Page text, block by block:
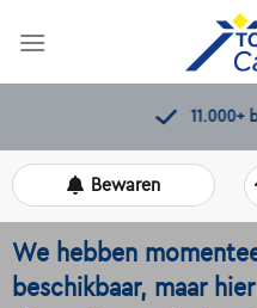
11.000+
Bewaren
We hebben
beschikbaar, maar